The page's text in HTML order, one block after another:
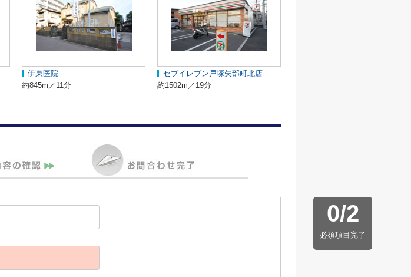
伊東医院
約845m／11分
セブイレブン戸塚矢部町北店
約1502m／19分
0/2
必須項目完了